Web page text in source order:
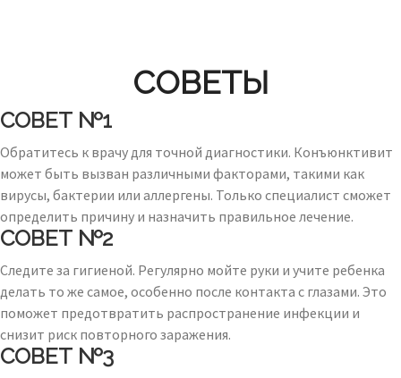
СОВЕТЫ
СОВЕТ №1
Обратитесь к врачу для точной диагностики. Конъюнктивит
может быть вызван различными факторами, такими как
вирусы, бактерии или аллергены. Только специалист сможет
определить причину и назначить правильное лечение.
СОВЕТ №2
Следите за гигиеной. Регулярно мойте руки и учите ребенка
делать то же самое, особенно после контакта с глазами. Это
поможет предотвратить распространение инфекции и
снизит риск повторного заражения.
СОВЕТ №3